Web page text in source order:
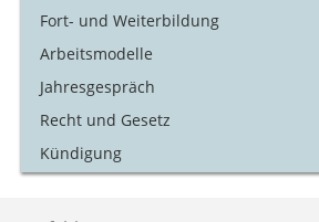
Fort- und Weiterbildung
Arbeitsmodelle
Jahresgespräch
Recht und Gesetz
Kündigung